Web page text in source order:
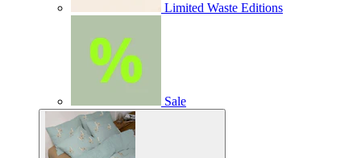
Limited Waste Editions
Sale